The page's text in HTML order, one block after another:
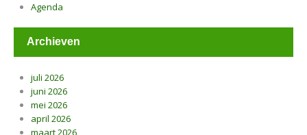
Agenda
Archieven
juli 2026
juni 2026
mei 2026
april 2026
maart 2026